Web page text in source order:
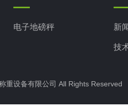
电子地磅秤 新
技
重设备有限公司 All Rights